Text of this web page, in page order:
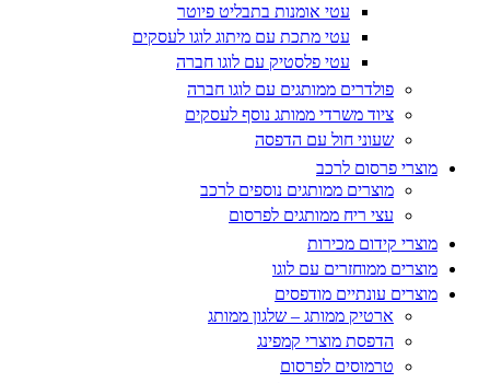
עטי אומנות בתבליט פיוטר
עטי מתכת עם מיתוג לוגו לעסקים
עטי פלסטיק עם לוגו חברה
פולדרים ממותגים עם לוגו חברה
ציוד משרדי ממותג נוסף לעסקים
שעוני חול עם הדפסה
מוצרי פרסום לרכב
מוצרים ממותגים נוספים לרכב
עצי ריח ממותגים לפרסום
מוצרי קידום מכירות
מוצרים ממוחזרים עם לוגו
מוצרים עונתיים מודפסים
ארטיק ממותג – שלגון ממותג
הדפסת מוצרי קמפינג
טרמוסים לפרסום